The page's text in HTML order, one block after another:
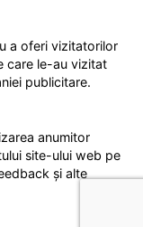
a oferi vizitatorilor
care le-au vizitat
publicitare.
anumitor
site-ului web pe
și alte